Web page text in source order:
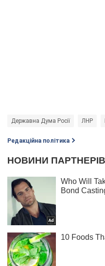
Державна Дума Росії ЛНР
Редакційна політика